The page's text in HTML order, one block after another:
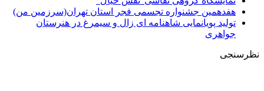
هفدهمین جشنواره تجسمی فجر استان تهران(سرزمین من)
تولید پویانمایی شاهنامه ای زال و سیمرغ در هنرستان
جواهری
نظرسنجی